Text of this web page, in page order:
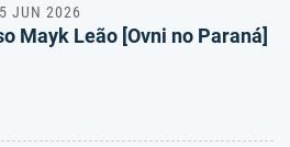
5 JUN 2026
Mayk Leão [Ovni no Paraná]